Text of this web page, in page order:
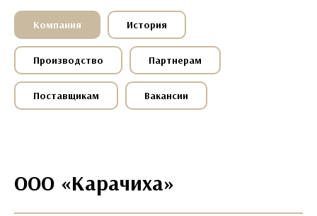
Компания История
Производство Партнерам
Поставщикам Вакансии
ООО «Карачиха»